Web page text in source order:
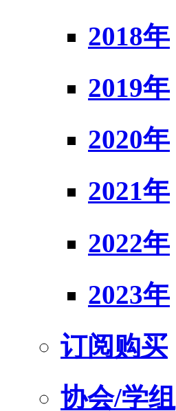
2018年
2019年
2020年
2021年
2022年
2023年
订阅购买
协会/学组